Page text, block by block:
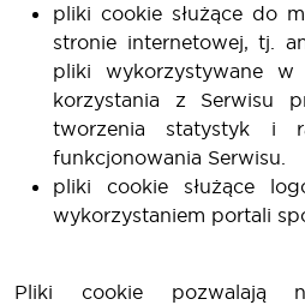
pliki cookie służące do
stronie internetowej, tj.
pliki wykorzystywane
korzystania z Serwisu
tworzenia statystyk i
funkcjonowania Serwisu.
pliki cookie służące
wykorzystaniem portali
Pliki cookie pozwalają